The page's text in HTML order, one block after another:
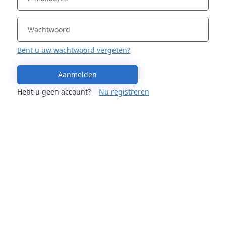
Bent u uw wachtwoord vergeten?
Aanmelden
Hebt u geen account?
Nu registreren